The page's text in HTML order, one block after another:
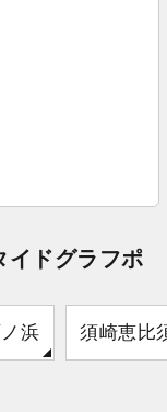
イドグラフポ
浜 須崎恵比